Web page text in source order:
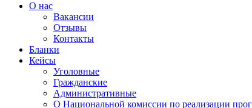
О нас
Вакансии
Отзывы
Контакты
Бланки
Кейсы
Уголовные
Гражданские
Административные
О Национальной комиссии по реализации